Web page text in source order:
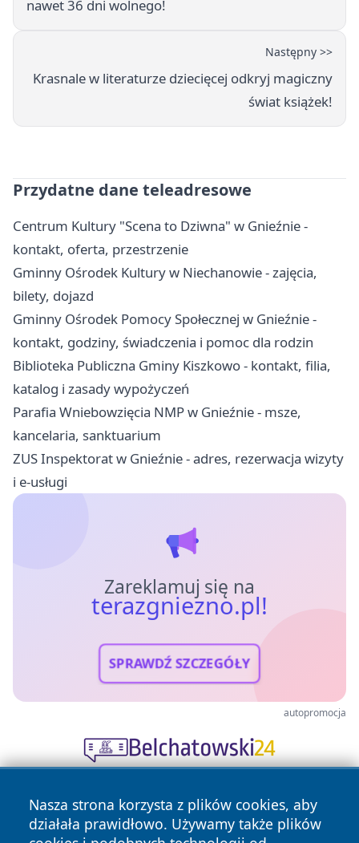
nawet 36 dni wolnego!
Następny >>
Krasnale w literaturze dziecięcej odkryj magiczny
świat książek!
Przydatne dane teleadresowe
Centrum Kultury "Scena to Dziwna" w Gnieźnie -
kontakt, oferta, przestrzenie
Gminny Ośrodek Kultury w Niechanowie - zajęcia,
bilety, dojazd
Gminny Ośrodek Pomocy Społecznej w Gnieźnie -
kontakt, godziny, świadczenia i pomoc dla rodzin
Biblioteka Publiczna Gminy Kiszkowo - kontakt, filia,
katalog i zasady wypożyczeń
Parafia Wniebowzięcia NMP w Gnieźnie - msze,
kancelaria, sanktuarium
ZUS Inspektorat w Gnieźnie - adres, rezerwacja wizyty
i e-usługi
Zareklamuj się na
terazgniezno.pl!
SPRAWDŹ SZCZEGÓŁY
autopromocja
Nasza strona korzysta z plików cookies, aby
działała prawidłowo. Używamy także plików